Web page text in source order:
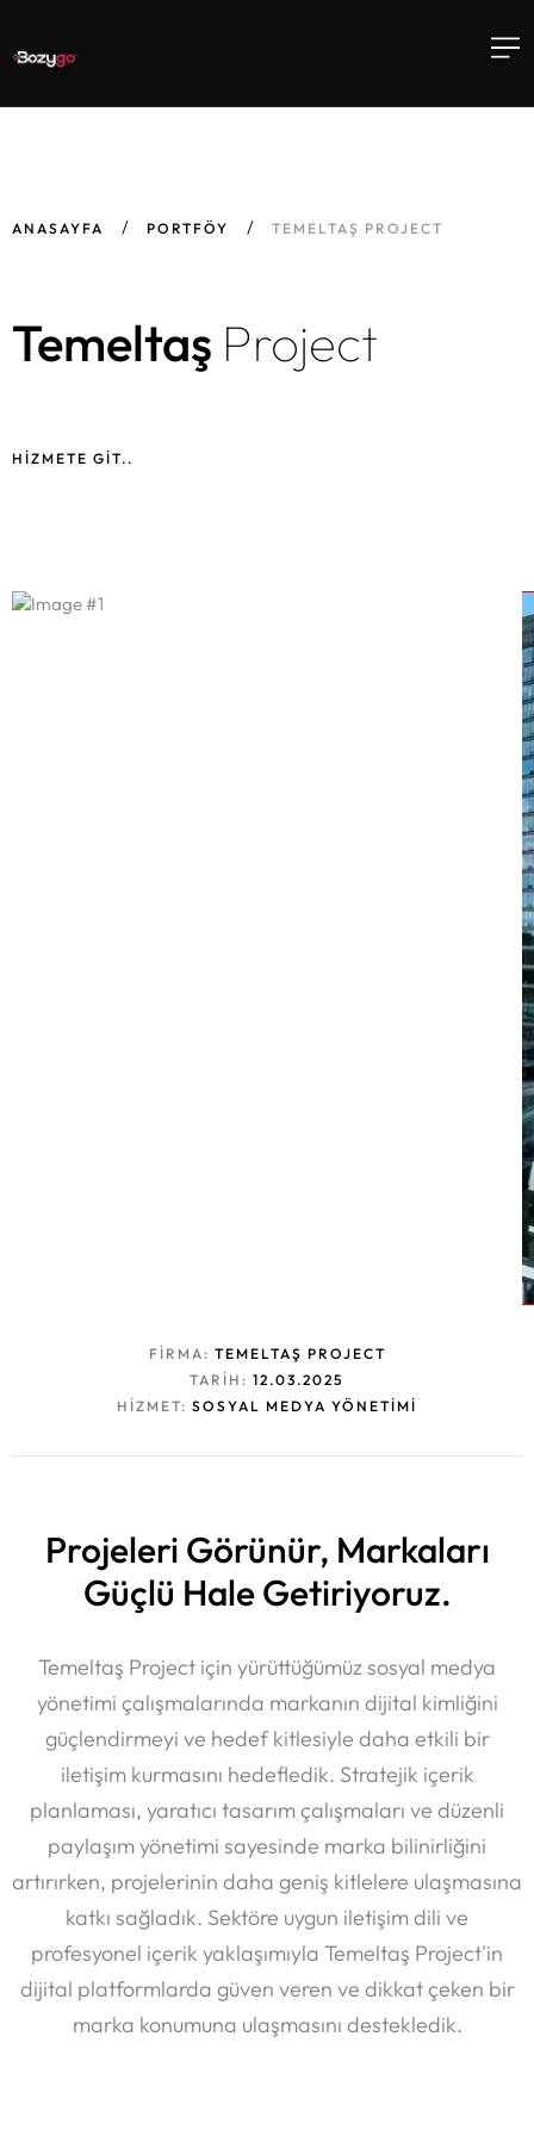
Anasayfa
ANASAYFA PORTFÖY TEMELTAŞ PROJECT
Temeltaş Project
HIZMETE GIT..
FIRMA: TEMELTAŞ PROJECT
TARIH: 12.03.2025
HIZMET: SOSYAL MEDYA YÖNETIMI
Projeleri Görünür, Markaları
Güçlü Hale Getiriyoruz.
Temeltaş Project için yürüttüğümüz sosyal medya
yönetimi çalışmalarında markanın dijital kimliğini
güçlendirmeyi ve hedef kitlesiyle daha etkili bir
iletişim kurmasını hedefledik. Stratejik içerik
planlaması, yaratıcı tasarım çalışmaları ve düzenli
paylaşım yönetimi sayesinde marka bilinirliğini
artırırken, projelerinin daha geniş kitlelere ulaşmasına
katkı sağladık. Sektöre uygun iletişim dili ve
profesyonel içerik yaklaşımıyla Temeltaş Project'in
dijital platformlarda güven veren ve dikkat çeken bir
marka konumuna ulaşmasını destekledik.